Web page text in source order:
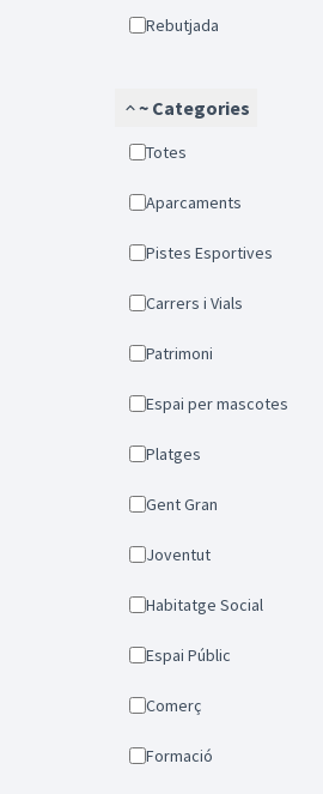
Rebutjada
~ Categories
Totes
Aparcaments
Pistes Esportives
Carrers i Vials
Patrimoni
Espai per mascotes
Platges
Gent Gran
Joventut
Habitatge Social
Espai Públic
Comerç
Formació